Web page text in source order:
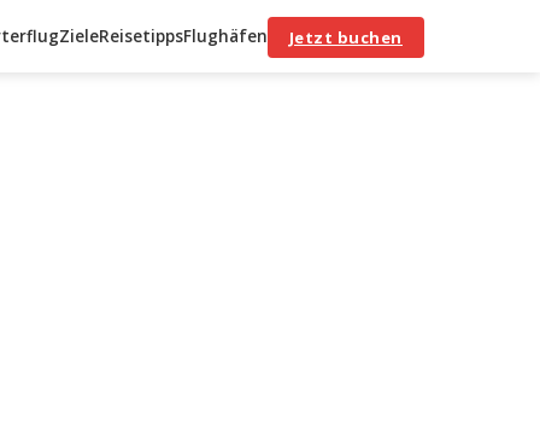
ZieleReisetippsFlughäfen Jetzt buchen